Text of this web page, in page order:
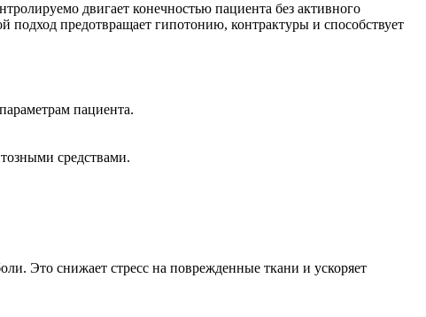
двигает конечностью пациента без активного
предотвращает гипотонию, контрактуры и способствует
пациента.
средствами.
Это снижает стресс на поврежденные ткани и ускоряет